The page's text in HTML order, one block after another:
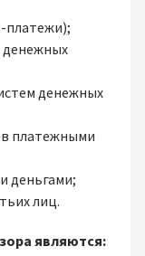
платежи);
денежных
денежных
платежными
деньгами;
лиц.
являются: